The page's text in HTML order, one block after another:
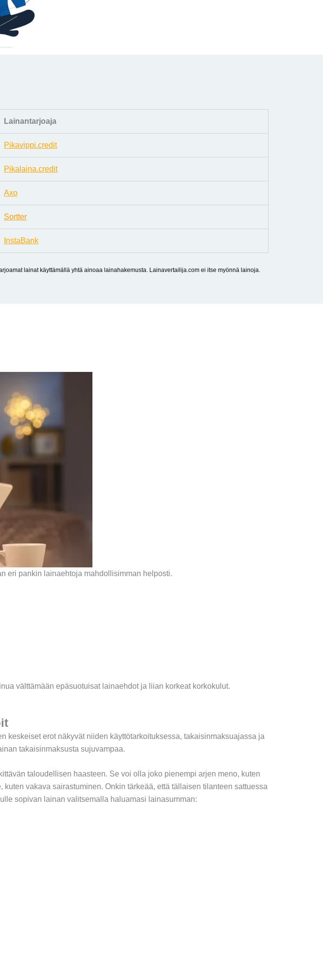
Lainantarjoaja
Pikavippi.credit
Pikalaina.credit
Axo
Sortter
InstaBank
lainat käyttämällä yhtä ainoaa lainahakemusta. Lainavertailija.com ei itse myönnä lainoja.
eri pankin lainaehtoja mahdollisimman helposti.
välttämään epäsuotuisat lainaehdot ja liian korkeat korkokulut.
keskeiset erot näkyvät niiden käyttötarkoituksessa, takaisinmaksuajassa ja
takaisinmaksusta sujuvampaa.
taloudellisen haasteen. Se voi olla joko pienempi arjen meno, kuten
vakava sairastuminen. Onkin tärkeää, että tällaisen tilanteen sattuessa
sopivan lainan valitsemalla haluamasi lainasumman: